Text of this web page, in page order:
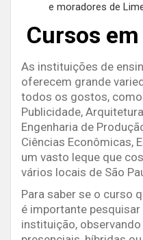
e moradores de
Cursos
As instituições de
oferecem grande
todos os gostos,
Publicidade,
Engenharia de
Ciências Econômicas,
um vasto leque que
vários locais de São
Para saber se o curso
é importante
instituição,